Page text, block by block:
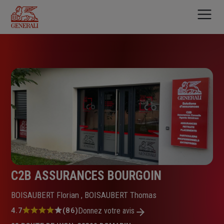
contenu
principal
C2B ASSURANCES BOURGOIN
BOISAUBERT Florian , BOISAUBERT Thomas
Note
4.7 (86)Donnez votre avis